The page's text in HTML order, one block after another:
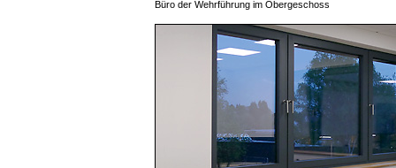
Büro der Wehrführung im Obergeschoss